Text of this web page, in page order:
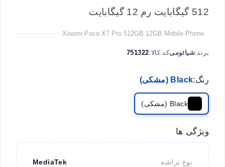
512 گیگابایت رم 12 گیگابایت
Xiaomi Poco X7 Pro 512GB 12GB Mobile Phone
برند:شیائومیکد کالا:751322
رنگ:Black (مشکی)
Black (مشکی)
ویژگی ها
نوع تراشه MediaTek